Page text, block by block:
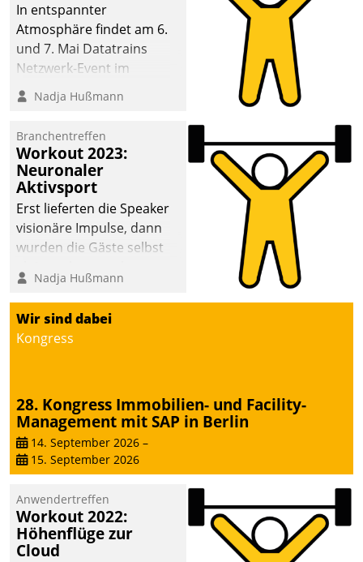
In entspannter
Atmosphäre findet am 6.
und 7. Mai Datatrains
Netzwerk-Event im
Kunden- und Partnerkreis
statt. Zentrale Frage: Wie
Mammutprojekte
meistern und Workloads
wuppen – bei zunehmend
anspruchsvollen
Aufgaben und
abnehmendem
Nadja Hußmann
Branchentreffen
Workout 2023:
Neuronaler
Aktivsport
Erst lieferten die Speaker
visionäre Impulse, dann
wurden die Gäste selbst
methodisch
Vernetzungsideen fürs
Quartier. Dazwischen
zeigte Datatrain, was es
Nadja Hußmann
Wir sind dabei
Kongress
28. Kongress Immobilien- und Facility-
Management mit SAP in Berlin
14. September 2026 –
15. September 2026
Anwendertreffen
Workout 2022:
Höhenflüge zur
Cloud